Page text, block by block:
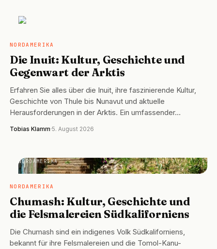
NORDAMERIKA
NORDAMERIKA
Die Inuit: Kultur, Geschichte und
Gegenwart der Arktis
Erfahren Sie alles über die Inuit, ihre faszinierende Kultur,
Geschichte von Thule bis Nunavut und aktuelle
Herausforderungen in der Arktis. Ein umfassender…
Tobias Klamm·5. August 2026
NORDAMERIKA
NORDAMERIKA
Chumash: Kultur, Geschichte und
die Felsmalereien Südkaliforniens
Die Chumash sind ein indigenes Volk Südkaliforniens,
bekannt für ihre Felsmalereien und die Tomol-Kanu-